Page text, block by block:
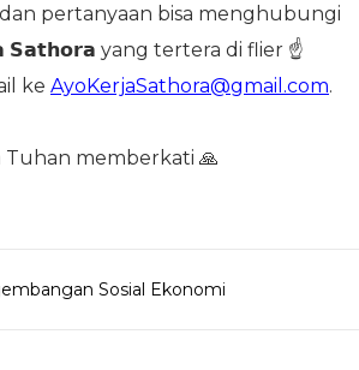
pertanyaan bisa menghubungi
yang tertera di flier ☝️
ke AyoKerjaSathora@gmail.com.
Tuhan memberkati 🙏
Sosial Ekonomi